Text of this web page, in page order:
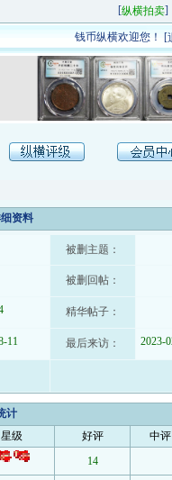
纵横拍卖]
钱币纵横欢迎您！ [
资料
被删主题：
被删回帖：
精华帖子：
11 最后来访： 2023-
计
星级 好评 中评
14